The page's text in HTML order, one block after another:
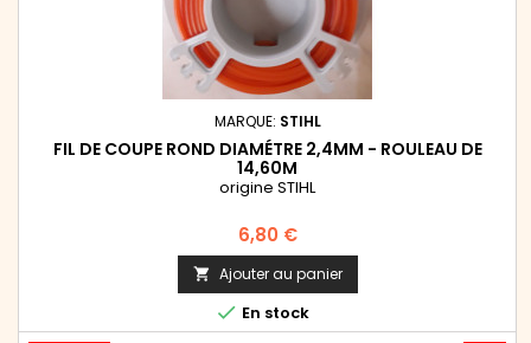
MARQUE: STIHL
FIL DE COUPE ROND DIAMÉTRE 2,4MM - ROULEAU DE
14,60M
origine STIHL
Prix
6,80 €
 Ajouter au panier
 En stock